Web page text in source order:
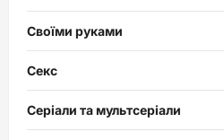
Своїми руками
Секс
Серіали та мультсеріали